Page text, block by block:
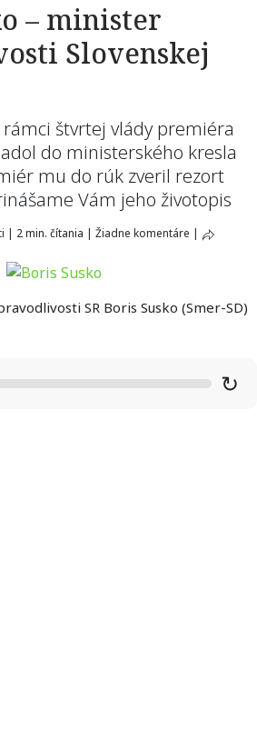
– minister
Slovenskej
štvrtej vlády premiéra
do ministerského kresla
mu do rúk zveril rezort
Vám jeho životopis
| 2 min. čítania | Žiadne komentáre |
SR Boris Susko (Smer-SD)
↻